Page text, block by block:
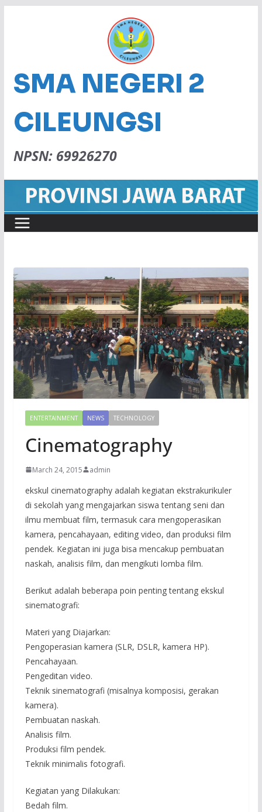
SMA NEGERI 2
CILEUNGSI
NPSN: 69926270
ENTERTAINMENT NEWS TECHNOLOGY
Cinematography
March 24, 2015 admin
ekskul cinematography adalah kegiatan ekstrakurikuler
di sekolah yang mengajarkan siswa tentang seni dan
ilmu membuat film, termasuk cara mengoperasikan
kamera, pencahayaan, editing video, dan produksi film
pendek. Kegiatan ini juga bisa mencakup pembuatan
naskah, analisis film, dan mengikuti lomba film.
Berikut adalah beberapa poin penting tentang ekskul
sinematografi:
Materi yang Diajarkan:
Pengoperasian kamera (SLR, DSLR, kamera HP).
Pencahayaan.
Pengeditan video.
Teknik sinematografi (misalnya komposisi, gerakan
kamera).
Pembuatan naskah.
Analisis film.
Produksi film pendek.
Teknik minimalis fotografi.
Kegiatan yang Dilakukan:
Bedah film.